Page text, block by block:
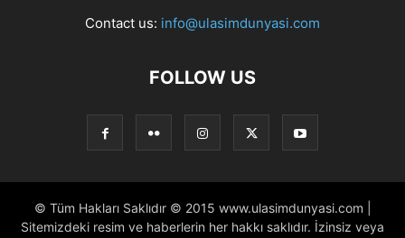
Contact us: info@ulasimdunyasi.com
FOLLOW US
© Tüm Hakları Saklıdır © 2015 www.ulasimdunyasi.com |
Sitemizdeki resim ve haberlerin her hakkı saklıdır. İzinsiz veya